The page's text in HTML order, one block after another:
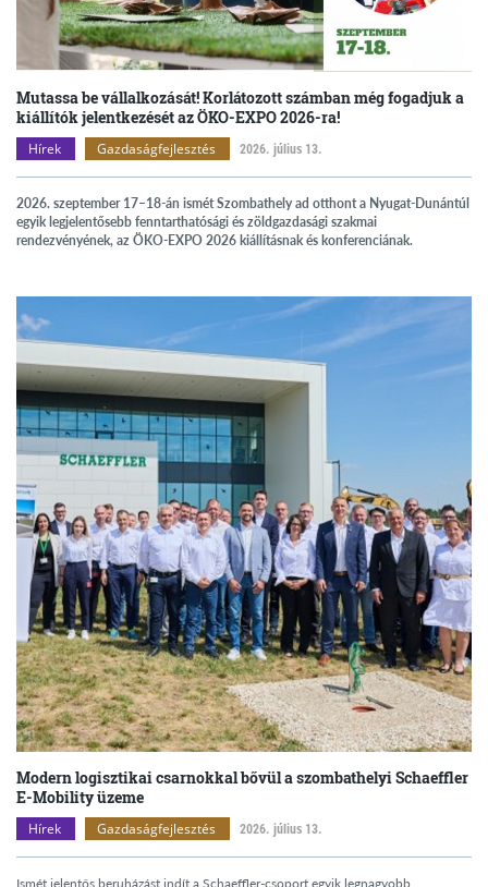
Mutassa be vállalkozását! Korlátozott számban még fogadjuk a
kiállítók jelentkezését az ÖKO-EXPO 2026-ra!
Hírek Gazdaságfejlesztés 2026. július 13.
2026. szeptember 17–18-án ismét Szombathely ad otthont a Nyugat-Dunántúl
egyik legjelentősebb fenntarthatósági és zöldgazdasági szakmai
rendezvényének, az ÖKO-EXPO 2026 kiállításnak és konferenciának.
Modern logisztikai csarnokkal bővül a szombathelyi Schaeffler
E-Mobility üzeme
Hírek Gazdaságfejlesztés 2026. július 13.
Ismét jelentős beruházást indít a Schaeffler-csoport egyik legnagyobb